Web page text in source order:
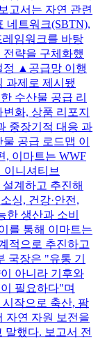
고서는 자연 관련
네트워크(SBTN),
레임워크를 바탕
략을 구체화했
정 ▲공급망 이행
과제로 제시됐
수산물 공급 리
화, 상품 리포지
중장기적 대응 과
공급 로드맵 이
, 이마트는 WWF
이니셔티브
설계하고 추진해
싱, 건강·안전,
한 생산과 소비
를 통해 이마트는
적으로 추진하고
국장은 "유통 기
아니라 기후와
필요하다"며
작으로 축산, 팜
자연 자원 보전을
말했다. 보고서 전